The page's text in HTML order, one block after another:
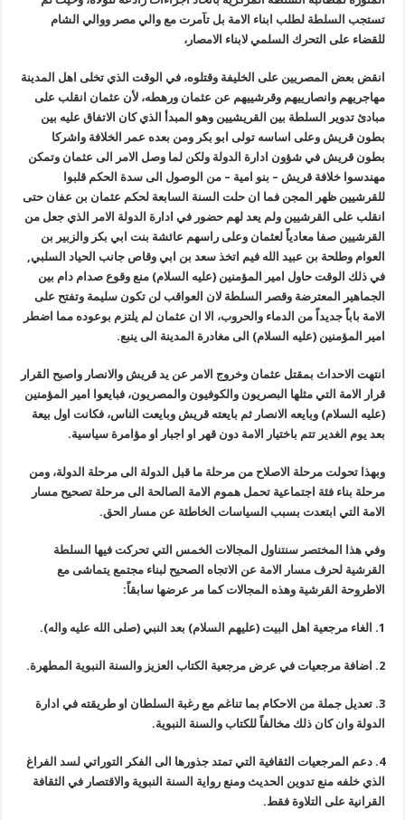
تستجب السلطة لطلب ابناء الامة بل تآمرت مع والي مصر ووالي الشام
للقضاء على التحرك السلمي لابناء الامصار،
انقض بعض المصريين على الخليفة وقتلوه، في الوقت الذي تخلى اهل المدينة
مهاجريهم وانصارييهم وقرشييهم عن عثمان ورهطه، لأن عثمان انقلب على
مبادئ تدوير السلطة بين القريشيين وهو المبدأ الذي كان الاتفاق عليه بين
بطون قريش وعلى اساسه تولى ابو بكر ومن بعده عمر الخلافة واشركا
بطون قريش في شؤون ادارة الدولة ولكن لما وصل الامر الى عثمان وتمكن
مهندسوا خلافة قريش – بنو امية – من الوصول الى سدة الحكم قلبوا
للقرشيين ظهر المجن فما ان حلت السنة السابعة لحكم عثمان بن عفان حتى
انقلب على القرشيين ولم يعد لهم حضور في ادارة الدولة الامر الذي جعل من
القرشيين صفا معادياً لعثمان وعلى راسهم عائشة بنت ابي بكر والزبير بن
العوام وطلحة بن عبيد الله فيم اتخذ سعد بن ابي وقاص جانب الحياد السلبي,
في ذلك الوقت حاول امير المؤمنين (عليه السلام) منع وقوع صدام دام بين
الجماهير المعترضة وقصر السلطة لان العواقب لن تكون سليمة وتفتح على
الامة باباً جديداً من الدماء والحروب، الا ان عثمان لم يلتزم بوعوده مما اضطر
امير المؤمنين (عليه السلام) الى مغادرة المدينة الى ينبع.
انتهت الاحداث بمقتل عثمان وخروج الامر عن يد قريش والانصار واصبح القرار
قرار الامة التي مثلها البصريون والكوفيون والمصريون، فبايعوا امير المؤمنين
(عليه السلام) وبايعه الانصار ثم بايعته قريش وبايعت الناس، فكانت اول بيعة
بعد يوم الغدير تتم باختيار الامة دون قهر او اجبار او مؤامرة سياسية.
وبهذا تحولت مرحلة الاصلاح من مرحلة ما قبل الدولة الى مرحلة الدولة، ومن
مرحلة بناء فئة اجتماعية تحمل هموم الامة الصالحة الى مرحلة تصحيح مسار
الامة التي ابتعدت بسبب السياسات الخاطئة عن مسار الحق.
وفي هذا المختصر سنتناول المجالات الخمس التي تحركت فيها السلطة
القرشية لحرف مسار الامة عن الاتجاه الصحيح لبناء مجتمع يتماشى مع
الاطروحة القرشية وهذه المجالات كما مر عرضها سابقاً:
1. الغاء مرجعية اهل البيت (عليهم السلام) بعد النبي (صلى الله عليه واله).
2. اضافة مرجعيات في عرض مرجعية الكتاب العزيز والسنة النبوية المطهرة.
3. تعديل جملة من الاحكام بما تناغم مع رغبة السلطان او طريقته في ادارة
الدولة وان كان ذلك مخالفاً للكتاب والسنة النبوية.
4. دعم المرجعيات الثقافية التي تمتد جذورها الى الفكر التوراتي لسد الفراغ
الذي خلفه منع تدوين الحديث ومنع رواية السنة النبوية والاقتصار في الثقافة
القرانية على التلاوة فقط.